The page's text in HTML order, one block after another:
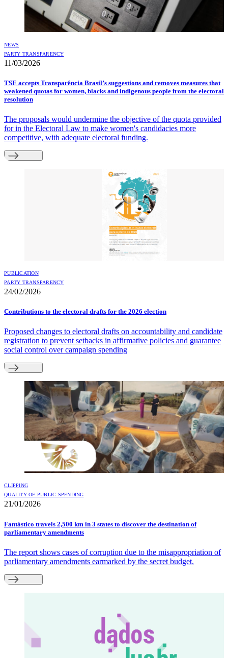
NEWS
PARTY TRANSPARENCY
11/03/2026
TSE accepts Transparência Brasil’s suggestions and removes measures that
weakened quotas for women, blacks and indigenous people from the electoral
resolution
The proposals would undermine the objective of the quota provided
for in the Electoral Law to make women's candidacies more
competitive, with adequate electoral funding.
PUBLICATION
PARTY TRANSPARENCY
24/02/2026
Contributions to the electoral drafts for the 2026 election
Proposed changes to electoral drafts on accountability and candidate
registration to prevent setbacks in affirmative policies and guarantee
social control over campaign spending
CLIPPING
QUALITY OF PUBLIC SPENDING
21/01/2026
Fantástico travels 2,500 km in 3 states to discover the destination of
parliamentary amendments
The report shows cases of corruption due to the misappropriation of
parliamentary amendments earmarked by the secret budget.